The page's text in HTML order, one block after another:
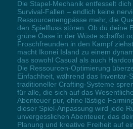
Die Stapel-Mechanik entfesselt
Survival-Fallen – endlich keine
Ressourcenengpässe mehr, die
den Spielfluss stören. Ob du deine
grüne Oase in der Wüste schaffst
Froschfreunden in den Kampf
macht Ikonei Island zu einem
das sowohl Casual als auch
Die Ressourcen-Optimierung
Einfachheit, während das Inventar-
traditioneller Crafting-Systeme
für alle, die sich auf das
Abenteuer pur, ohne lästige
dieser Spiel-Anpassung wird jede
unvergesslichen Abenteuer, das
Planung und kreative Freiheit auf